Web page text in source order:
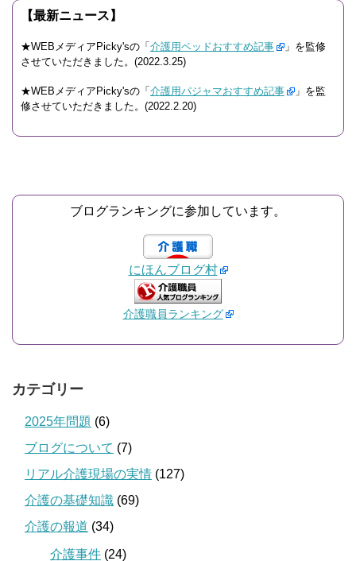
【最新ニュース】
★WEBメディアPicky'sの「 介護用ベッドおすすめ記事
」を監修
させていただきました。(2022.3.25)
★WEBメディアPicky'sの「 介護用パジャマおすすめ記事
」を監
修させていただきました。(2022.2.20)
ブログランキングに参加しています。
にほんブログ村
介護職員ランキング
カテゴリー
2025年問題 (6)
ブログについて (7)
リアル介護現場の実情 (127)
介護の基礎知識 (69)
介護の報道 (34)
介護事件 (24)